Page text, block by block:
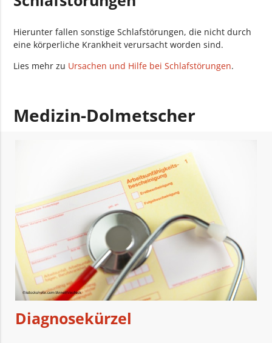
Hierunter fallen sonstige Schlafstörungen, die nicht durch
eine körperliche Krankheit verursacht worden sind.
Lies mehr zu Ursachen und Hilfe bei Schlafstörungen.
Medizin-Dolmetscher
Diagnosekürzel